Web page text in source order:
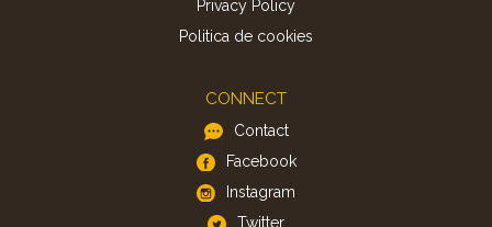
Privacy Policy
Politica de cookies
CONNECT
Contact
Facebook
Instagram
Twitter